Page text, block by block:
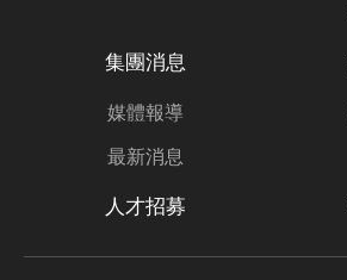
集團消息
媒體報導
最新消息
人才招募